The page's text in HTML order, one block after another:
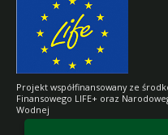
Projekt współfinansowany ze
Finansowego LIFE+ oraz
Wodnej